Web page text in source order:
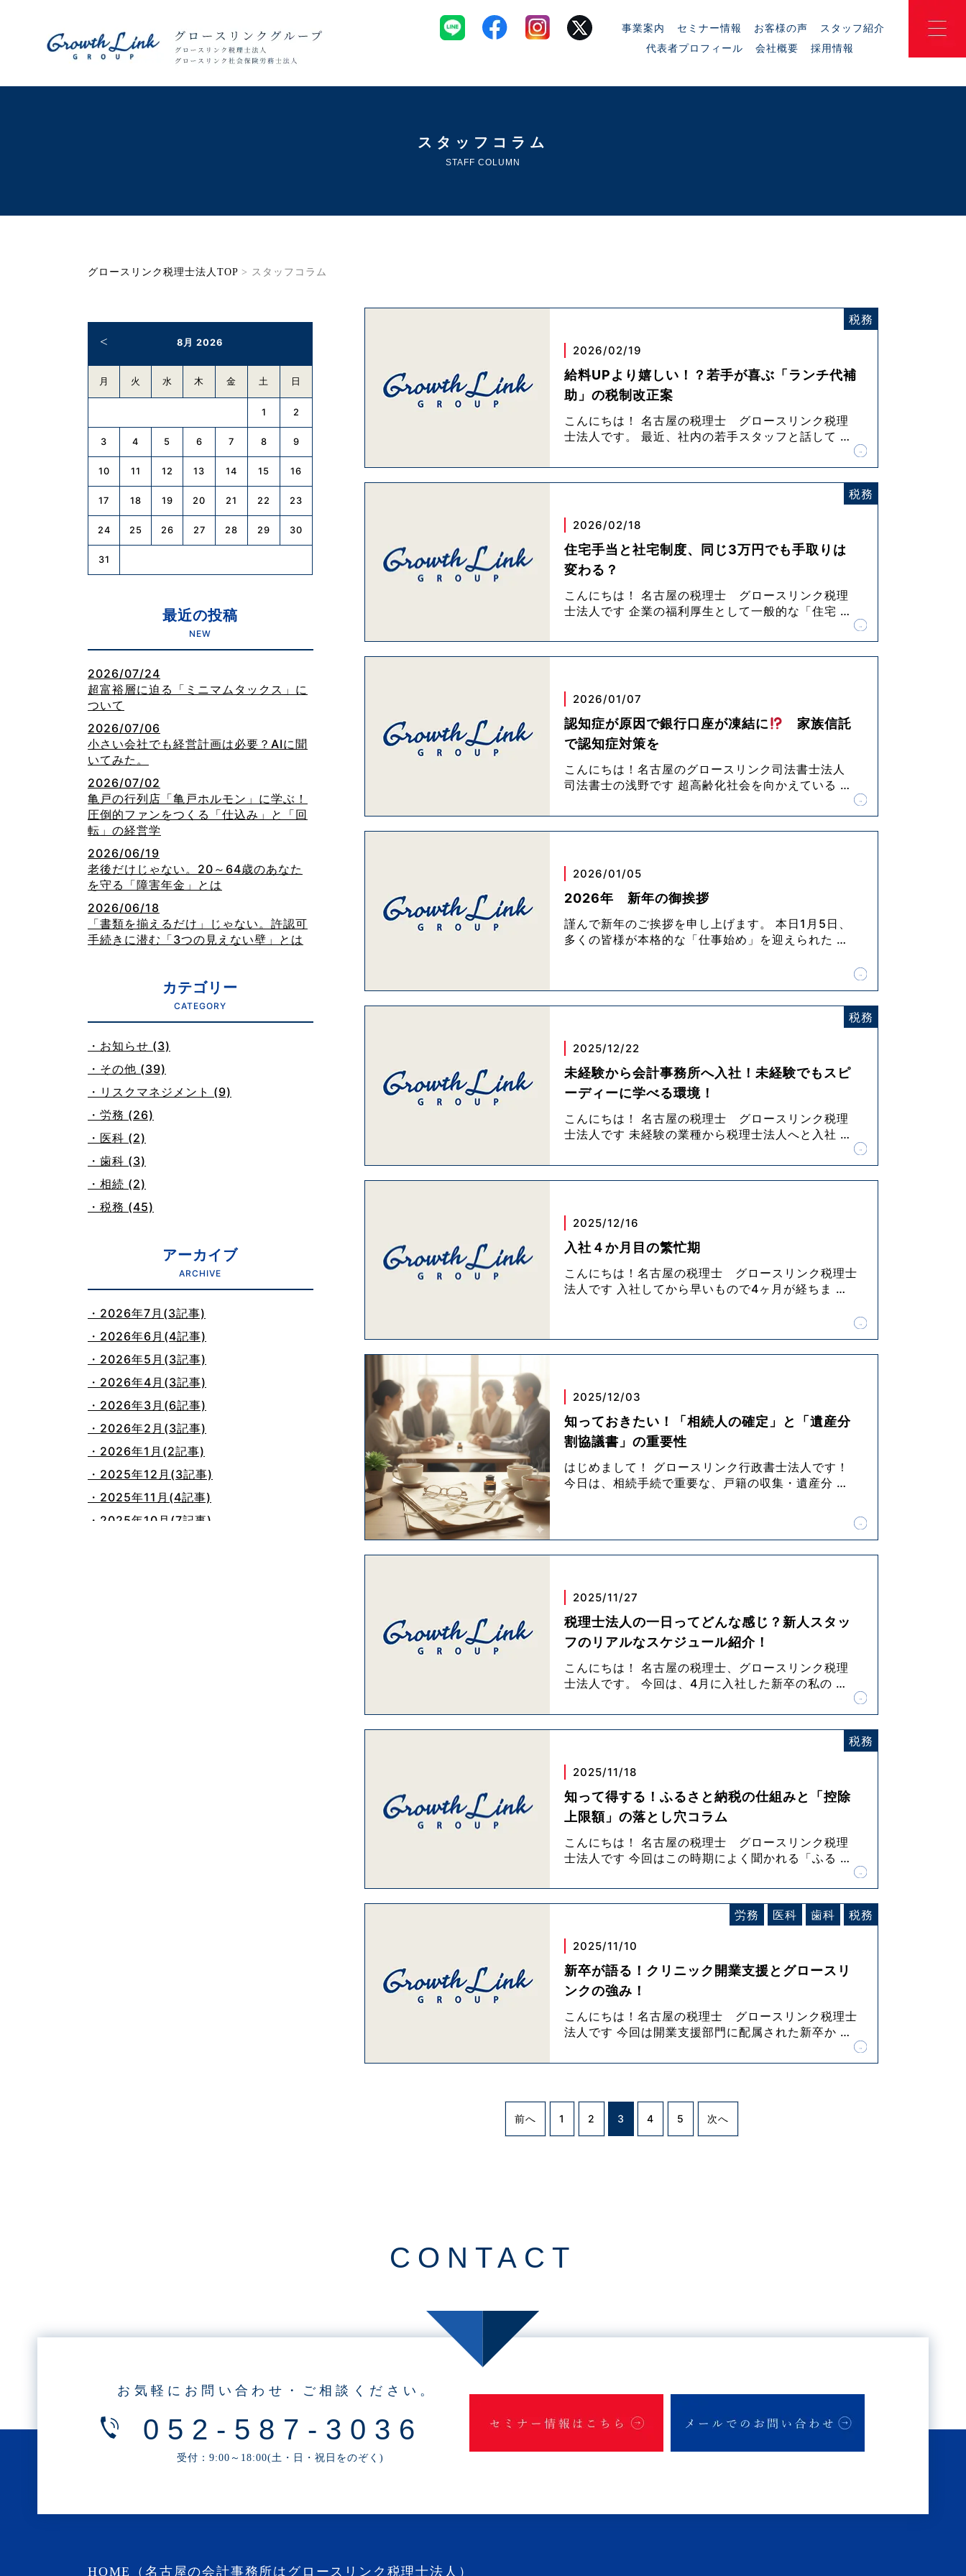
事業案内 セミナー情報 お客様の声
スタッフ紹介
代表者プロフィール
会社概要 採用情報
スタッフコラム
STAFF COLUMN
グロースリンク税理士法人TOP > スタッフコラム
税務
2026/02/19
給料UPより嬉しい！？若手が喜ぶ「ランチ代補
助」の税制改正案
こんにちは！ 名古屋の税理士 グロースリンク税理
士法人です。 最近、社内の若手スタッフと話して …
税務
2026/02/18
住宅手当と社宅制度、同じ3万円でも手取りは
変わる？
こんにちは！ 名古屋の税理士 グロースリンク税理
士法人です 企業の福利厚生として一般的な「住宅 …
2026/01/07
認知症が原因で銀行口座が凍結に
家族信託
で認知症対策を
こんにちは！名古屋のグロースリンク司法書士法人
司法書士の浅野です 超高齢化社会を向かえている …
2026/01/05
2026年 新年の御挨拶
謹んで新年のご挨拶を申し上げます。 本日1月5日、
多くの皆様が本格的な「仕事始め」を迎えられた …
税務
2025/12/22
未経験から会計事務所へ入社！未経験でもスピ
ーディーに学べる環境！
こんにちは！ 名古屋の税理士 グロースリンク税理
士法人です 未経験の業種から税理士法人へと入社 …
2025/12/16
入社４か月目の繁忙期
こんにちは！名古屋の税理士 グロースリンク税理士
法人です 入社してから早いもので4ヶ月が経ちま …
2025/12/03
知っておきたい！「相続人の確定」と「遺産分
割協議書」の重要性
はじめまして！ グロースリンク行政書士法人です！
今日は、相続手続で重要な、戸籍の収集・遺産分 …
2025/11/27
税理士法人の一日ってどんな感じ？新人スタッ
フのリアルなスケジュール紹介！
こんにちは！ 名古屋の税理士、グロースリンク税理
士法人です。 今回は、4月に入社した新卒の私の …
税務
2025/11/18
知って得する！ふるさと納税の仕組みと「控除
上限額」の落とし穴コラム
こんにちは！ 名古屋の税理士 グロースリンク税理
士法人です 今回はこの時期によく聞かれる「ふる …
労務 医科 歯科 税務
2025/11/10
新卒が語る！クリニック開業支援とグロースリ
ンクの強み！
こんにちは！名古屋の税理士 グロースリンク税理士
法人です 今回は開業支援部門に配属された新卒か …
前へ 1 2 3 4 5 次へ
8月 2026
月 火 水 木 金 土 日
1 2
3 4 5 6 7 8 9
10 11 12 13 14 15 16
17 18 19 20 21 22 23
24 25 26 27 28 29 30
31
最近の投稿
NEW
2026/07/24
超富裕層に迫る「ミニマムタックス」に
ついて
2026/07/06
小さい会社でも経営計画は必要？AIに聞
いてみた。
2026/07/02
亀戸の行列店「亀戸ホルモン」に学ぶ！
圧倒的ファンをつくる「仕込み」と「回
転」の経営学
2026/06/19
老後だけじゃない。20～64歳のあなた
を守る「障害年金」とは
2026/06/18
「書類を揃えるだけ」じゃない。許認可
手続きに潜む「3つの見えない壁」とは
カテゴリー
CATEGORY
・お知らせ (3)
・その他 (39)
・リスクマネジメント (9)
・労務 (26)
・医科 (2)
・歯科 (3)
・相続 (2)
・税務 (45)
アーカイブ
ARCHIVE
・2026年7月(3記事)
・2026年6月(4記事)
・2026年5月(3記事)
・2026年4月(3記事)
・2026年3月(6記事)
・2026年2月(3記事)
・2026年1月(2記事)
・2025年12月(3記事)
・2025年11月(4記事)
・2025年10月(7記事)
・2022年7月(2記事)
・2022年6月(2記事)
・2022年5月(1記事)
・2022年4月(2記事)
CONTACT
お気軽にお問い合わせ・ご相談ください。
052-587-3036
受付：9:00～18:00(土・日・祝日をのぞく)
HOME（名古屋の会計事務所はグロースリンク税理士法人）